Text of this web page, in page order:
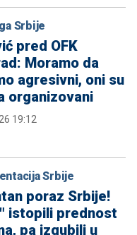
Srbije
pred OFK
Moramo da
agresivni, oni su
organizovani
19:12
Srbije
poraz Srbije!
istopili prednost
pa izgubili u